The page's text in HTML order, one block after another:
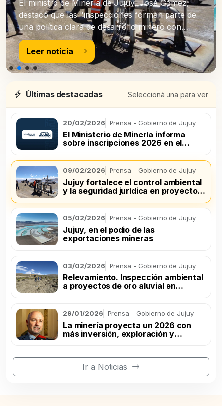
El ministro de Minería de Jujuy, José Gómez,
destacó que las "inspecciones forman parte de
una política clara de desarrollo minero con
control ambiental efectivo".
Leer noticia
Últimas destacadas Seleccioná una para ver
20/02/2026 Prensa - Gobierno de Jujuy
El Ministerio de Minería informa
sobre inscripciones 2026 en el
09/02/2026 Prensa - Gobierno de Jujuy
Jujuy fortalece el control ambiental
y la seguridad jurídica en proyectos
05/02/2026 Prensa - Gobierno de Jujuy
Jujuy, en el podio de las
exportaciones mineras
03/02/2026 Prensa - Gobierno de Jujuy
Relevamiento. Inspección ambiental
a proyectos de oro aluvial en
29/01/2026 Prensa - Gobierno de Jujuy
La minería proyecta un 2026 con
más inversión, exploración y
Ir a Noticias